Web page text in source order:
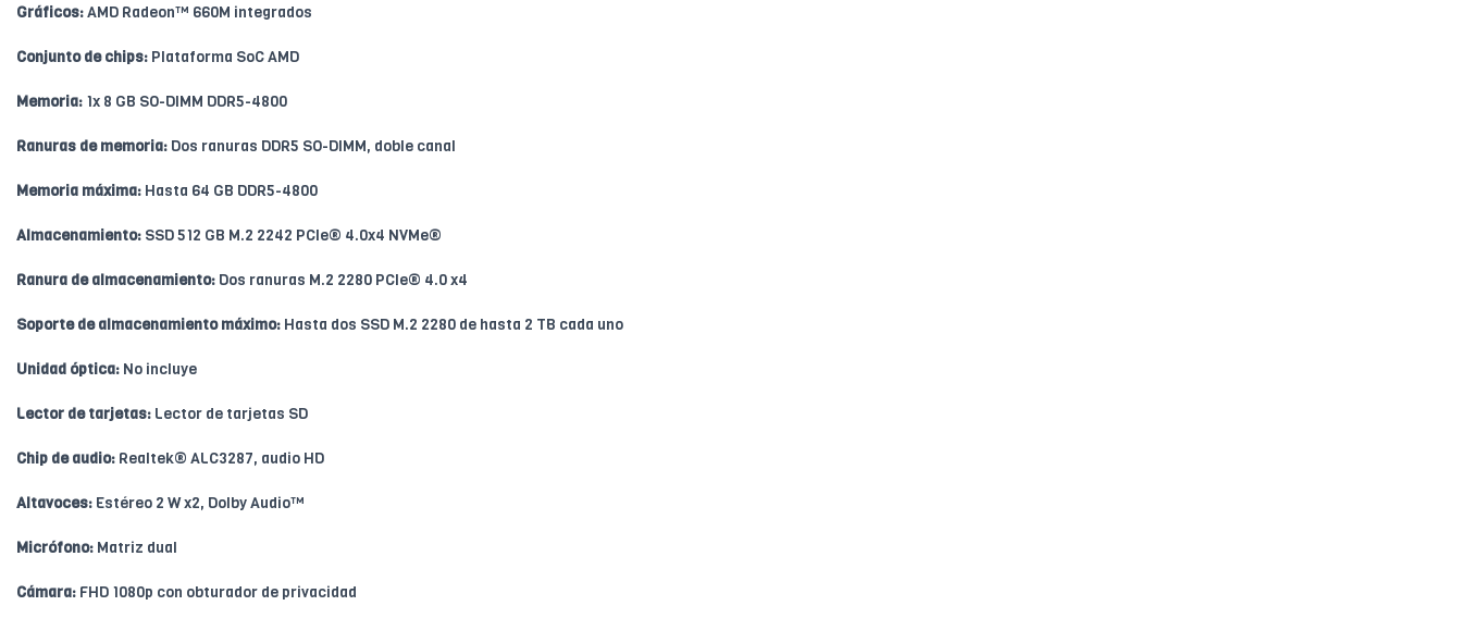
Gráficos:AMD Radeon™ 660M integrados
Conjunto de chips: Plataforma SoC AMD
Memoria: 1x 8 GB SO-DIMM DDR5-4800
Ranuras de memoria: Dos ranuras DDR5 SO-DIMM, doble canal
Memoria máxima: Hasta 64 GB DDR5-4800
Almacenamiento: SSD 512 GB M.2 2242 PCIe® 4.0x4 NVMe®
Ranura de almacenamiento: Dos ranuras M.2 2280 PCIe® 4.0 x4
Soporte de almacenamiento máximo: Hasta dos SSD M.2 2280 de hasta 2 TB cada uno
Unidad óptica: No incluye
Lector de tarjetas: Lector de tarjetas SD
Chip de audio: Realtek® ALC3287, audio HD
Altavoces: Estéreo 2 W x2, Dolby Audio™
Micrófono: Matriz dual
Cámara: FHD 1080p con obturador de privacidad